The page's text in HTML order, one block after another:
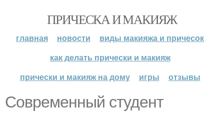
ПРИЧЕСКА И МАКИЯЖ
главная новости
виды макияжа и причесок
как делать прически и макияж
прически и макияж на дому
игры отзывы
Современный студент